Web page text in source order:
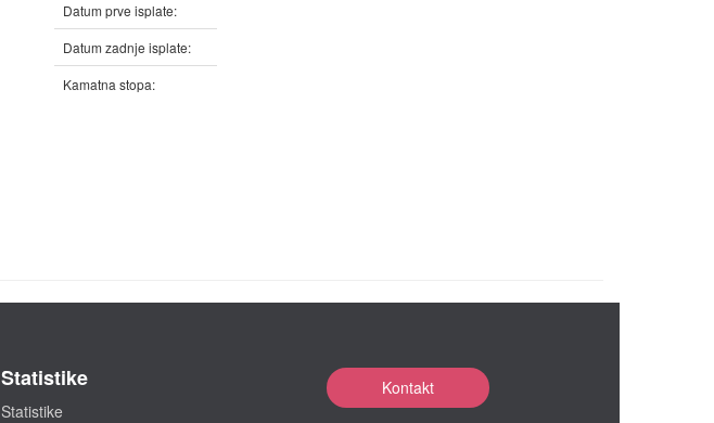
Datum prve isplate:
Datum zadnje isplate:
Kamatna stopa:
Statistike
Statistike
Kontakt